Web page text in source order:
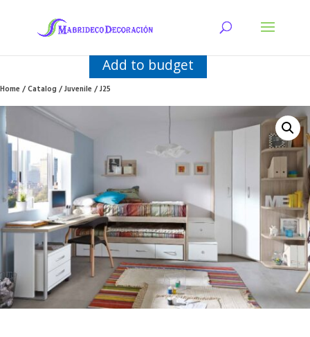
Add to budget
Home/Catalog/Juvenile/ J25